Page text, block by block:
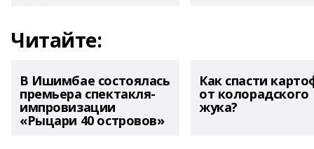
Читайте:
В Ишимбае состоялась
премьера спектакля-
импровизации
«Рыцари 40 островов»
Как спасти
от колорадского
жука?